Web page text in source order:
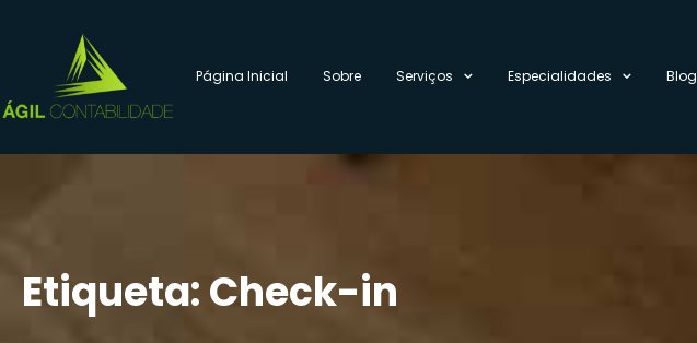
Página Inicial Sobre Serviços Especialidades Blog
Etiqueta: Check-in